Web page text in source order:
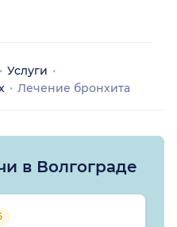
Услуги
Лечение бронхита
в Волгограде